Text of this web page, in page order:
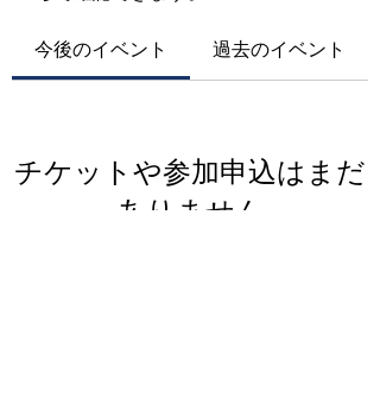
今後のイベント 過去のイベント
チケットや参加申込はまだ
ありません